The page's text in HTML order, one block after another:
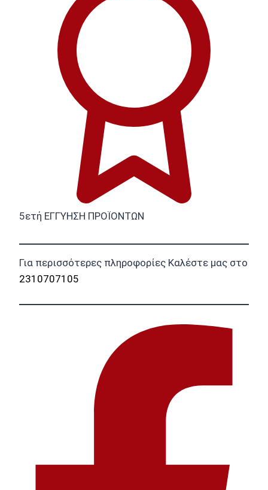
5ετή ΕΓΓΥΗΣΗ ΠΡΟΪΟΝΤΩΝ
Για περισσότερες πληροφορίες Καλέστε μας στο
2310707105